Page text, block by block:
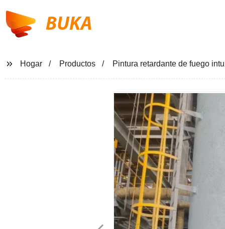
BUKA
Hogar Productos Pintura retardante de fuego